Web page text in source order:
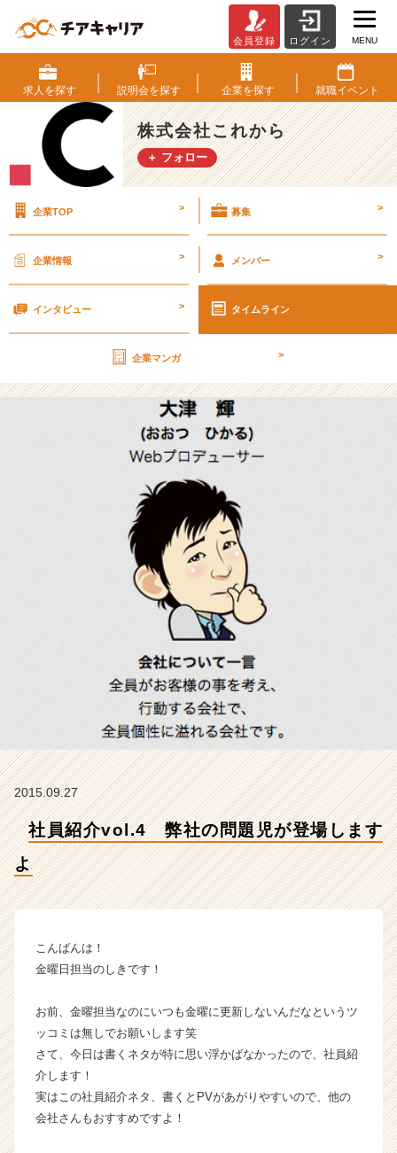
員
紹
介
v
o
l.
社
題
場
し
ま
よ
【株
会
か
ら
の
ム
ラ
イ
ン】
|
ー・
カ
ト
が
届
就
サ
会員登録 ログイン MENU
求人を探す 説明会を探す 企業を探す 就職イベント
株式会社これから
＋ フォロー
企業TOP > 募集 >
企業情報 > メンバー >
インタビュー > タイムライン
企業マンガ >
2015.09.27
社員紹介vol.4 弊社の問題児が登場します
よ
こんばんは！
金曜日担当のしきです！
お前、金曜担当なのにいつも金曜に更新しないんだなというツ
ッコミは無しでお願いします笑
さて、今日は書くネタが特に思い浮かばなかったので、社員紹
介します！
実はこの社員紹介ネタ、書くとPVがあがりやすいので、他の
会社さんもおすすめですよ！